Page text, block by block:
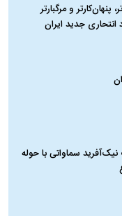
پنهان‌کارتر و مرگبارتر
انتحاری جدید ایران
سماواتی با حوله